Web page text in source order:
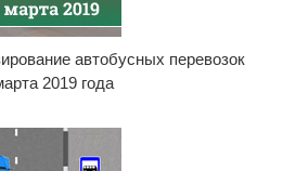
автобусных перевозок
2019 года